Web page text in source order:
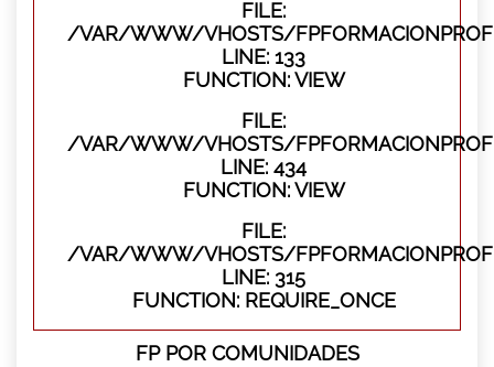
FILE:
/VAR/WWW/VHOSTS/
LINE: 133
FUNCTION: VIEW
FILE:
/VAR/WWW/VHOSTS/
LINE: 434
FUNCTION: VIEW
FILE:
/VAR/WWW/VHOSTS/
LINE: 315
FUNCTION: REQUIRE_ONCE
FP POR COMUNIDADES